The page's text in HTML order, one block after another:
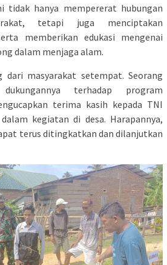
tidak hanya mempererat hubungan
tetapi juga menciptakan
memberikan edukasi mengenai
dalam menjaga alam.
dari masyarakat setempat. Seorang
terhadap program
terima kasih kepada TNI
kegiatan di desa. Harapannya,
terus ditingkatkan dan dilanjutkan